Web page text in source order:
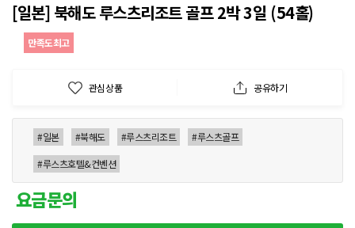
[일본] 북해도 루스츠리조트 골프 2박 3일 (54홀)
만족도최고
관심상품 공유하기
#일본 #북해도 #루스츠리조트
#루스츠골프
#루스츠호텔&컨벤션
요금문의